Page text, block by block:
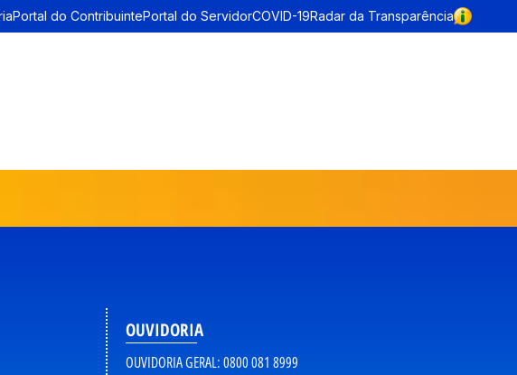
Portal do ContribuintePortal do ServidorCOVID-19Radar da Transparência
OUVIDORIA
OUVIDORIA GERAL: 0800 081 8999